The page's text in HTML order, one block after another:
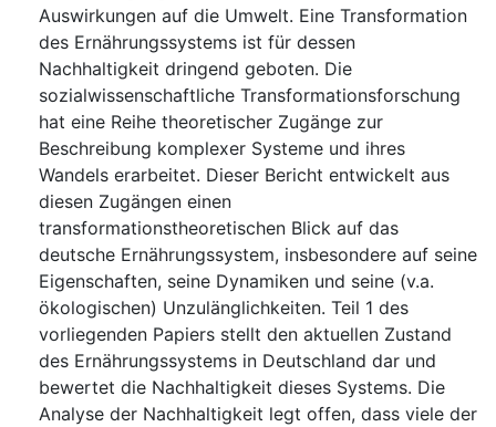
Auswirkungen auf die Umwelt. Eine Transformation
des Ernährungssystems ist für dessen
Nachhaltigkeit dringend geboten. Die
sozialwissenschaftliche Transformationsforschung
hat eine Reihe theoretischer Zugänge zur
Beschreibung komplexer Systeme und ihres
Wandels erarbeitet. Dieser Bericht entwickelt aus
diesen Zugängen einen
transformationstheoretischen Blick auf das
deutsche Ernährungssystem, insbesondere auf seine
Eigenschaften, seine Dynamiken und seine (v.a.
ökologischen) Unzulänglichkeiten. Teil 1 des
vorliegenden Papiers stellt den aktuellen Zustand
des Ernährungssystems in Deutschland dar und
bewertet die Nachhaltigkeit dieses Systems. Die
Analyse der Nachhaltigkeit legt offen, dass viele der